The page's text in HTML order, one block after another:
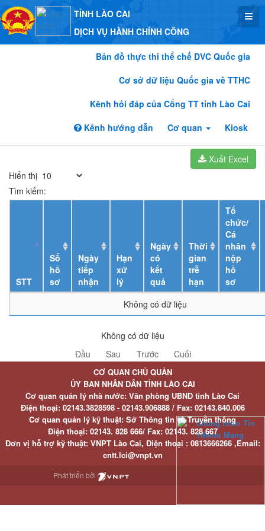
TỈNH LÀO CAI
DỊCH VỤ HÀNH CHÍNH CÔNG
Bản đồ thực thi thể chế DVC Quốc gia
Cơ sở dữ liệu Quốc gia về TTHC
Kênh hỏi đáp của Cổng TT tỉnh Lào Cai
Kênh hướng dẫn
Cơ quan Kiosk
Xuất Excel
Hiển thị
Tìm kiếm:
STT
Số
hồ
sơ
Ngày
tiếp
nhận
Hạn
xử
lý
Ngày
có
kết
quả
Thời
gian
trễ
hạn
Tổ
chức/
Cá
nhân
nộp
hồ
sơ
Không có dữ liệu
Không có dữ liệu
Đầu
Sau Trước Cuối
CƠ QUAN CHỦ QUẢN
ỦY BAN NHÂN DÂN TỈNH LÀO CAI
Cơ quan quản lý nhà nước: Văn phòng UBND tỉnh Lào Cai
Điện thoại:02143.3828598 - 02143.906888 / Fax:02143.840.006
Cơ quan quản lý kỹ thuật: Sở Thông tin và Truyền thông
Điện thoại:02143. 828 666/ Fax:02143. 828 667
Đơn vị hỗ trợ kỹ thuật: VNPT Lào Cai, Điện thoại : 0813666266 ,Email:
cntt.lci@vnpt.vn
Phát triển bởi